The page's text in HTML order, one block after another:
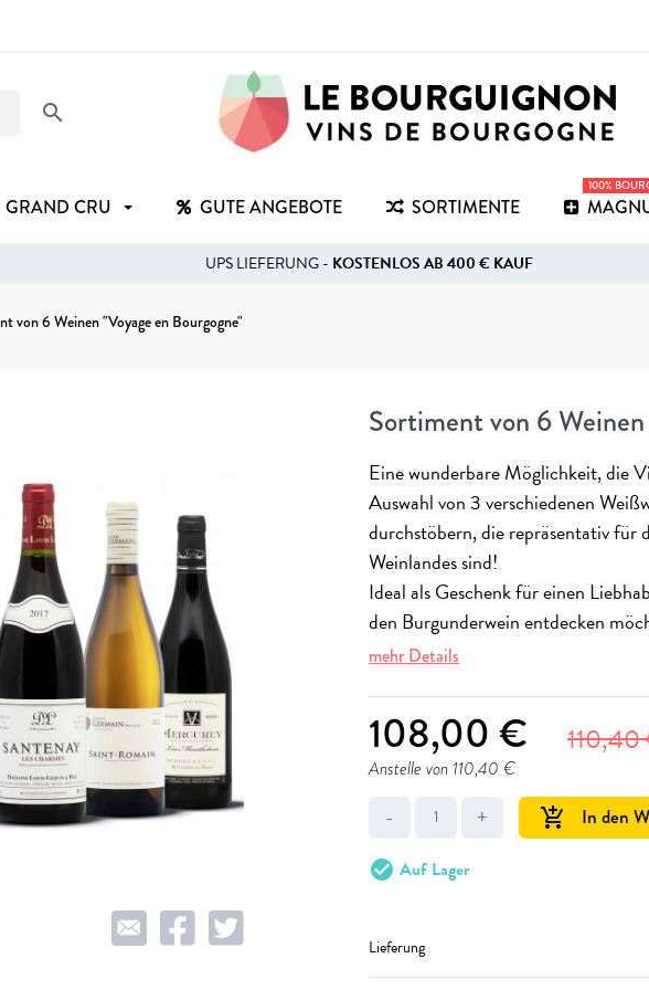
search
GRAND CRU GUTE ANGEBOTE SORTIMENTE
100%
UPS LIEFERUNG - KOSTENLOS AB 400 € KAUF
von 6 Weinen "Voyage en Bourgogne"
Sortiment von 6
Eine wunderbare Möglichkeit, die
Auswahl von 3 verschiedenen
durchstöbern, die repräsentativ für
Weinlandes sind!
Ideal als Geschenk für einen
den Burgunderwein entdecken
mehr Details
108,00 €
Anstelle von 110,40 €
- + add_shopping_cart In den
check_circle Auf Lager
Lieferung